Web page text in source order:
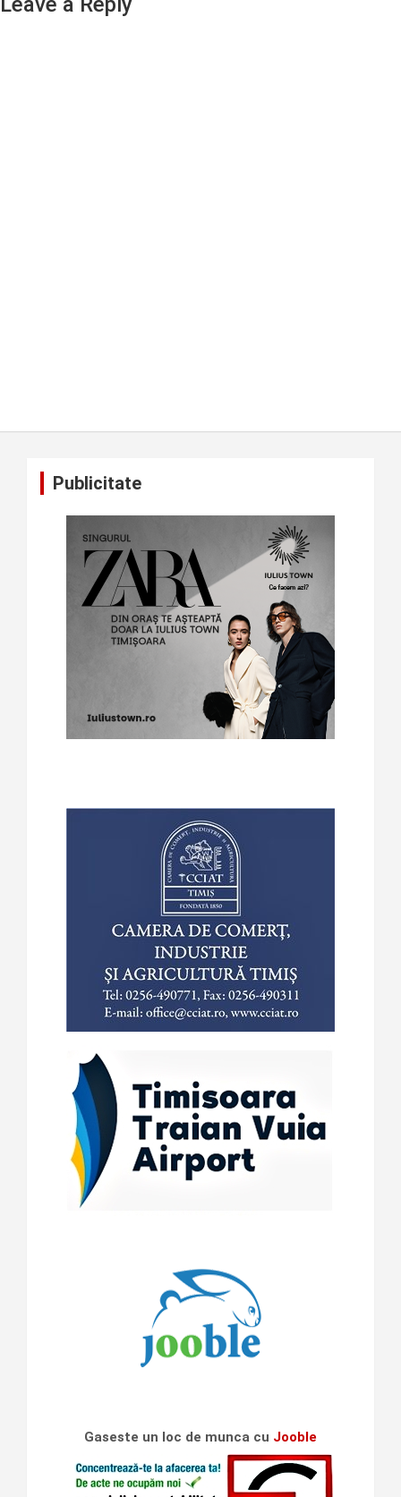
Publicitate
Gaseste un loc de munca cu Jooble